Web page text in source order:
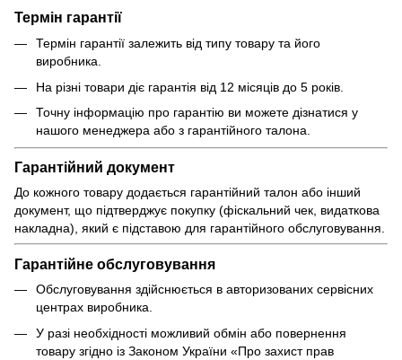
Термін гарантії
Термін гарантії залежить від типу товару та його
виробника.
На різні товари діє гарантія від 12 місяців до 5 років.
Точну інформацію про гарантію ви можете дізнатися у
нашого менеджера або з гарантійного талона.
Гарантійний документ
До кожного товару додається гарантійний талон або інший
документ, що підтверджує покупку (фіскальний чек, видаткова
накладна), який є підставою для гарантійного обслуговування.
Гарантійне обслуговування
Обслуговування здійснюється в авторизованих сервісних
центрах виробника.
У разі необхідності можливий обмін або повернення
товару згідно із Законом України «Про захист прав